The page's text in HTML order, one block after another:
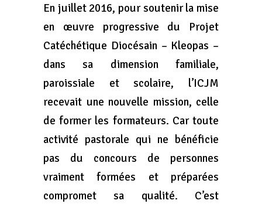
En juillet 2016, pour soutenir la mise
en œuvre progressive du Projet
Catéchétique Diocésain – Kleopas –
dans sa dimension familiale,
paroissiale et scolaire, l’ICJM
recevait une nouvelle mission, celle
de former les formateurs. Car toute
activité pastorale qui ne bénéficie
pas du concours de personnes
vraiment formées et préparées
compromet sa qualité. C’est